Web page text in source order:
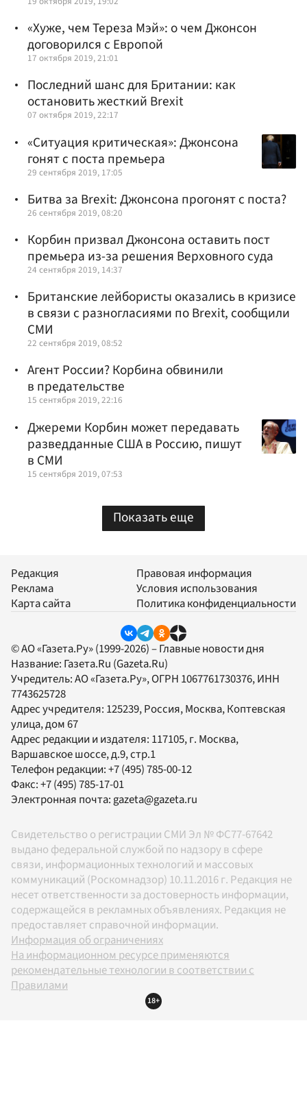
«Хуже, чем Тереза Мэй»: о чем Джонсон
договорился с Европой
17 октября 2019, 21:01
Последний шанс для Британии: как
остановить жесткий Brexit
07 октября 2019, 22:17
«Ситуация критическая»: Джонсона
гонят с поста премьера
29 сентября 2019, 17:05
Битва за Brexit: Джонсона прогонят с поста?
26 сентября 2019, 08:20
Корбин призвал Джонсона оставить пост
премьера из-за решения Верховного суда
24 сентября 2019, 14:37
Британские лейбористы оказались в кризисе
в связи с разногласиями по Brexit, сообщили
СМИ
22 сентября 2019, 08:52
Агент России? Корбина обвинили
в предательстве
15 сентября 2019, 22:16
Джереми Корбин может передавать
разведданные США в Россию, пишут
в СМИ
15 сентября 2019, 07:53
Показать еще
Редакция
Реклама
Карта сайта
Правовая информация
Условия использования
Политика конфиденциальности
© АО «Газета.Ру» (1999-2026) – Главные новости дня
Название: Газета.Ru (Gazeta.Ru)
Учредитель:АО «Газета.Ру», ОГРН 1067761730376, ИНН
7743625728
Адрес учредителя: 125239, Россия, Москва, Коптевская
улица, дом 67
Адрес редакции и издателя: 117105, г. Москва,
Варшавское шоссе, д.9, стр.1
Телефон редакции:+7 (495) 785-00-12
Факс:+7 (495) 785-17-01
Электронная почта:gazeta@gazeta.ru
Свидетельство о регистрации СМИ Эл № ФС77-67642
выдано федеральной службой по надзору в сфере
связи, информационных технологий и массовых
коммуникаций (Роскомнадзор) 10.11.2016 г. Редакция не
несет ответственности за достоверность информации,
содержащейся в рекламных объявлениях. Редакция не
предоставляет справочной информации.
Информация об ограничениях
На информационном ресурсе применяются
рекомендательные технологии в соответствии с
Правилами
18+